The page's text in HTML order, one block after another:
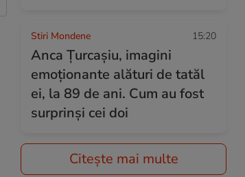
Stiri Mondene 15:20
Anca Țurcașiu, imagini
emoționante alături de tatăl
ei, la 89 de ani. Cum au fost
surprinși cei doi
Citește mai multe